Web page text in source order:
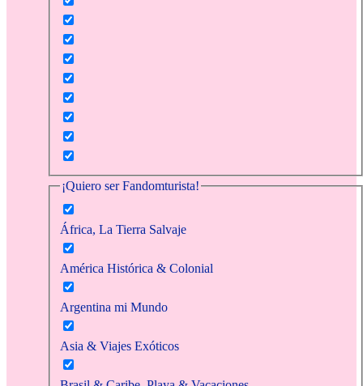
¡Quiero ser Fandomturista!
África, La Tierra Salvaje
América Histórica & Colonial
Argentina mi Mundo
Asia & Viajes Exóticos